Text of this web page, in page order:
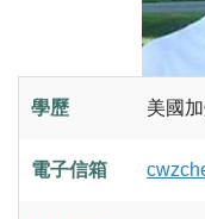
學歷 美國
電子信箱